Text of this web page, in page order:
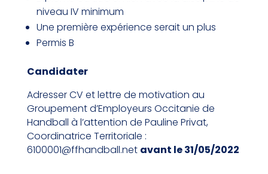
niveau IV minimum
Une première expérience serait un plus
Permis B
Candidater
Adresser CV et lettre de motivation au
Groupement d’Employeurs Occitanie de
Handball à l’attention de Pauline Privat,
Coordinatrice Territoriale :
6100001@ffhandball.net avant le 31/05/2022